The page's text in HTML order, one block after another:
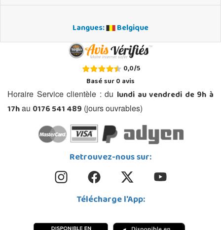
Langues: Belgique
0,0/5
Basé sur0avis
Horaire Service clientèle : du lundi au vendredi de 9h à
17hau 0176 541 489 (jours ouvrables)
Retrouvez-nous sur:
Télécharge l'App: